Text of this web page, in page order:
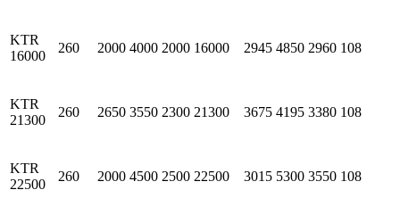
KTR
16000
260 2000 4000 2000 16000 2945 4850 2960 108
KTR
21300
260 2650 3550 2300 21300 3675 4195 3380 108
KTR
22500
260 2000 4500 2500 22500 3015 5300 3550 108